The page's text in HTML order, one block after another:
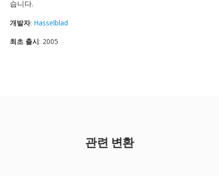
습니다.
개발자: Hasselblad
최초 출시: 2005
관련 변환